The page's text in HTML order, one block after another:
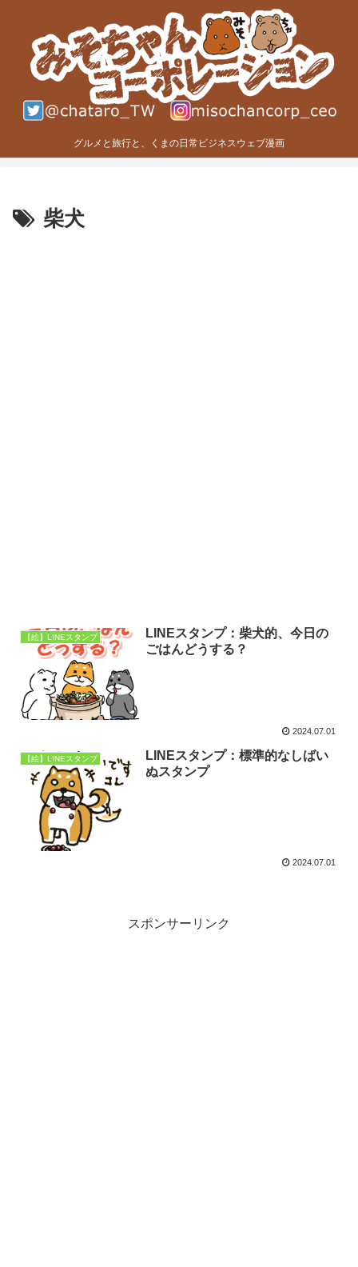
グルメと旅行と、くまの日常ビジネスウェブ漫画
柴犬
【絵】LINEスタンプ
LINEスタンプ：柴犬的、今日の
ごはんどうする？
2024.07.01
【絵】LINEスタンプ
LINEスタンプ：標準的なしばい
ぬスタンプ
2024.07.01
スポンサーリンク